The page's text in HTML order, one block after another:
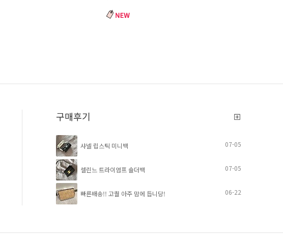
구매후기
샤넬 립스틱 미니백 07-05
셀린느 트라이엄프 숄더백 07-05
빠른배송!! 고퀄 아주 맘에 듭니당! 06-22